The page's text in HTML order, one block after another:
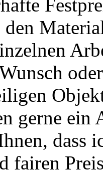
den
gerne ein
dass
fairen